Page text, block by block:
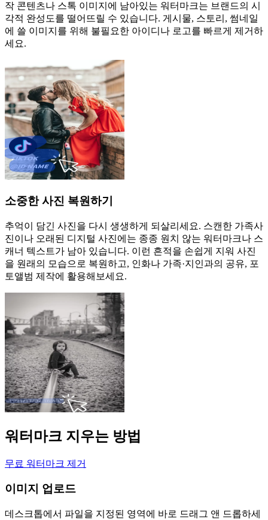
작 콘텐츠나 스톡 이미지에 남아있는 워터마크는 브랜드의 시
각적 완성도를 떨어뜨릴 수 있습니다. 게시물, 스토리, 썸네일
에 쓸 이미지를 위해 불필요한 아이디나 로고를 빠르게 제거하
세요.
소중한 사진 복원하기
추억이 담긴 사진을 다시 생생하게 되살리세요. 스캔한 가족사
진이나 오래된 디지털 사진에는 종종 원치 않는 워터마크나 스
캐너 텍스트가 남아 있습니다. 이런 흔적을 손쉽게 지워 사진
을 원래의 모습으로 복원하고, 인화나 가족·지인과의 공유, 포
토앨범 제작에 활용해보세요.
워터마크 지우는 방법
무료 워터마크 제거
이미지 업로드
데스크톱에서 파일을 지정된 영역에 바로 드래그 앤 드롭하세